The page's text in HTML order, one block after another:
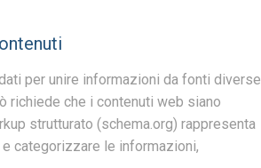
per unire informazioni da fonti diverse
richiede che i contenuti web siano
strutturato (schema.org) rappresenta
categorizzare le informazioni,